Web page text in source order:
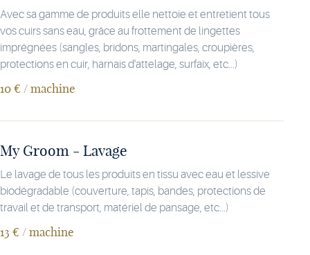
Avec sa gamme de produits elle nettoie et entretient tous
vos cuirs sans eau, grâce au frottement de lingettes
imprégnées (sangles, bridons, martingales, croupières,
protections en cuir, harnais d'attelage, surfaix, etc...)
10 € / machine
My Groom - Lavage
Le lavage de tous les produits en tissu avec eau et lessive
biodégradable (couverture, tapis, bandes, protections de
travail et de transport, matériel de pansage, etc...)
13 € / machine